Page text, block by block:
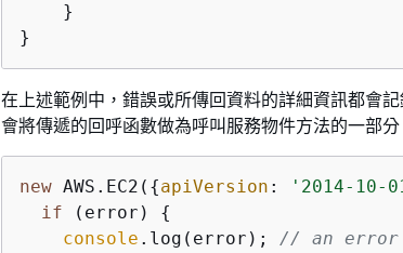
    }
}
在上述範例中，錯誤或所傳回資料的詳細資訊都會
會將傳遞的回呼函數做為呼叫服務物件方法的一部分
new AWS.EC2( {apiVersion : '2014-10-
if (error) {
console .log(error); // an error